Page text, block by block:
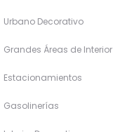
Urbano Decorativo
Grandes Áreas de Interior
Estacionamientos
Gasolinerías